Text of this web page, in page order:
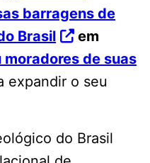
barragens de
Brasil
em
moradores de suas
expandir o seu
do Brasil